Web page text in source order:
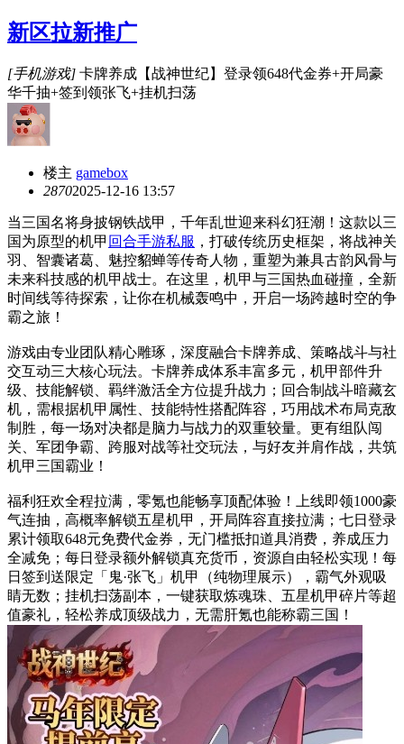
新区拉新推广
[手机游戏] 卡牌养成【战神世纪】登录领648代金券+开局豪
华千抽+签到领张飞+挂机扫荡
楼主 gamebox
28702025-12-16 13:57
当三国名将身披钢铁战甲，千年乱世迎来科幻狂潮！这款以三
国为原型的机甲 回合手游私服 ，打破传统历史框架，将战神关
羽、智囊诸葛、魅控貂蝉等传奇人物，重塑为兼具古韵风骨与
未来科技感的机甲战士。在这里，机甲与三国热血碰撞，全新
时间线等待探索，让你在机械轰鸣中，开启一场跨越时空的争
霸之旅！
游戏由专业团队精心雕琢，深度融合卡牌养成、策略战斗与社
交互动三大核心玩法。卡牌养成体系丰富多元，机甲部件升
级、技能解锁、羁绊激活全方位提升战力；回合制战斗暗藏玄
机，需根据机甲属性、技能特性搭配阵容，巧用战术布局克敌
制胜，每一场对决都是脑力与战力的双重较量。更有组队闯
关、军团争霸、跨服对战等社交玩法，与好友并肩作战，共筑
机甲三国霸业！
福利狂欢全程拉满，零氪也能畅享顶配体验！上线即领1000豪
气连抽，高概率解锁五星机甲，开局阵容直接拉满；七日登录
累计领取648元免费代金券，无门槛抵扣道具消费，养成压力
全减免；每日登录额外解锁真充货币，资源自由轻松实现！每
日签到送限定「鬼·张飞」机甲（纯物理展示），霸气外观吸
睛无数；挂机扫荡副本，一键获取炼魂珠、五星机甲碎片等超
值豪礼，轻松养成顶级战力，无需肝氪也能称霸三国！